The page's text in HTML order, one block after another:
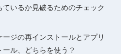
ているか見破るためのチェック
ジの再インストールとアプリ
ル、どちらを使う？